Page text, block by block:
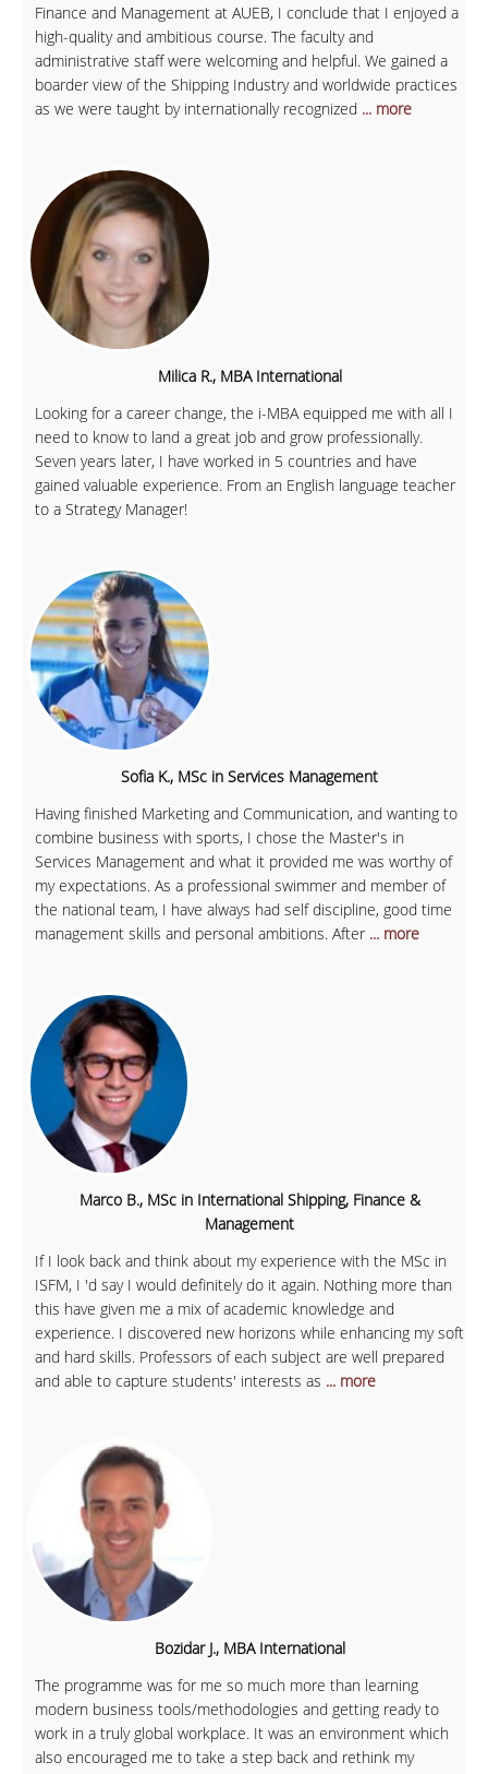
Finance and Management at AUEB, I conclude that I enjoyed a
high-quality and ambitious course. The faculty and
administrative staff were welcoming and helpful. We gained a
boarder view of the Shipping Industry and worldwide practices
as we were taught by internationally recognized ... more
Milica R., MBA International
Looking for a career change, the i-MBA equipped me with all I
need to know to land a great job and grow professionally.
Seven years later, I have worked in 5 countries and have
gained valuable experience. From an English language teacher
to a Strategy Manager!
Sofia K., MSc in Services Management
Having finished Marketing and Communication, and wanting to
combine business with sports, I chose the Master's in
Services Management and what it provided me was worthy of
my expectations. As a professional swimmer and member of
the national team, I have always had self discipline, good time
management skills and personal ambitions. After ... more
Marco B., MSc in International Shipping, Finance &
Management
If I look back and think about my experience with the MSc in
ISFM, I 'd say I would definitely do it again. Nothing more than
this have given me a mix of academic knowledge and
experience. I discovered new horizons while enhancing my soft
and hard skills. Professors of each subject are well prepared
and able to capture students' interests as ... more
Bozidar J., MBA International
The programme was for me so much more than learning
modern business tools/methodologies and getting ready to
work in a truly global workplace. It was an environment which
also encouraged me to take a step back and rethink my